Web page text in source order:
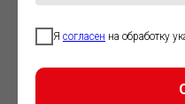
Я согласен на обработку